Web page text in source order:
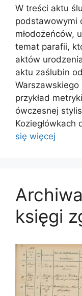
W treści aktu
podstawowymi
młodożeńców,
temat parafii,
aktów
aktu zaślubin
przykład
ówczesnej
się więcej
księgi